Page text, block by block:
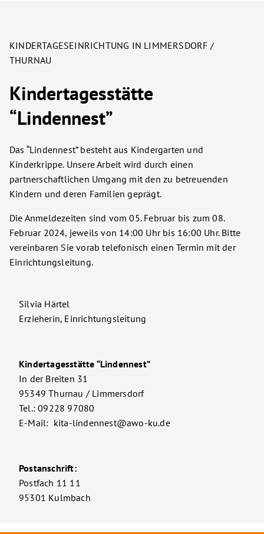
KINDERTAGESEINRICHTUNG IN LIMMERSDORF /
THURNAU
Kindertagesstätte
“Lindennest”
Das “Lindennest” besteht aus Kindergarten und
Kinderkrippe. Unsere Arbeit wird durch einen
partnerschaftlichen Umgang mit den zu betreuenden
Kindern und deren Familien geprägt.
Die Anmeldezeiten sind vom 05. Februar bis zum 08.
Februar 2024, jeweils von 14:00 Uhr bis 16:00 Uhr. Bitte
vereinbaren Sie vorab telefonisch einen Termin mit der
Einrichtungsleitung.
Silvia Härtel
Erzieherin, Einrichtungsleitung
Kindertagesstätte “Lindennest”
In der Breiten 31
95349 Thurnau / Limmersdorf
Tel.: 09228 97080
E-Mail: kita-lindennest@awo-ku.de
Postanschrift:
Postfach 11 11
95301 Kulmbach